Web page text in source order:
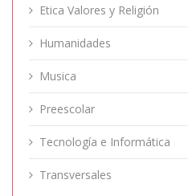
Etica Valores y Religión
Humanidades
Musica
Preescolar
Tecnología e Informática
Transversales